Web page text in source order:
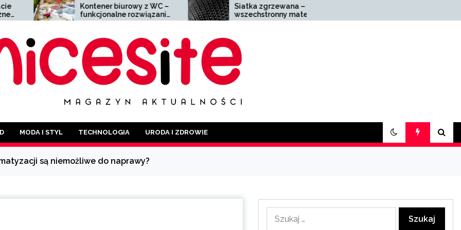
Kontener biurowy z WC –
funkcjonalne rozwiązanie
dla każdej branży
Siatka zgrzewana –
wszechstronny materiał o
szerokim zastosowaniu
pomoc w trudnych
MODA I STYL TECHNOLOGIA URODA I ZDROWIE
są niemożliwe do naprawy?